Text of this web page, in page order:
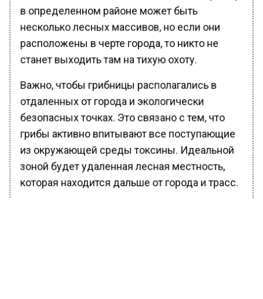
в определенном районе может быть
несколько лесных массивов, но если они
расположены в черте города, то никто не
станет выходить там на тихую охоту.
Важно, чтобы грибницы располагались в
отдаленных от города и экологически
безопасных точках. Это связано с тем, что
грибы активно впитывают все поступающие
из окружающей среды токсины. Идеальной
зоной будет удаленная лесная местность,
которая находится дальше от города и трасс.